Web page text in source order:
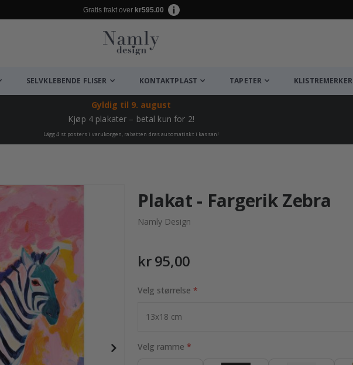
Gratis frakt over kr595.00
SELVKLEBENDE FLISER KONTAKTPLAST TAPETER KLISTREMERKER
Gyldig til 9. august
Kjøp 4 plakater – betal kun for 2!
Lägg 4 st posters i varukorgen, rabatten dras automatiskt i kassan!
95,00 Kr
Plakat - Fargerik Zebra
Namly Design
kr 95,00
Velg størrelse
Velg ramme